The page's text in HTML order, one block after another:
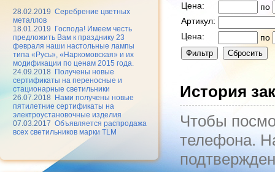
28.02.2019 Серебрение цветных
металлов
18.01.2019
Господа! Имеем честь
предложить Вам к празднику 23
февраля наши настольные лампы
типа «Русь», «Наркомовская» и их
модификации по ценам 2015 года.
24.09.2018
Получены новые
сертификаты на переносные и
стационарные светильники
26.07.2018
Нами получены новые
пятилетние сертификаты на
электроустановочные изделия
07.03.2017 Объявляется распродажа
всех светильников марки TLM
Цена:
по
Артикул:
Цена:
по
История
Чтобы
телефона.